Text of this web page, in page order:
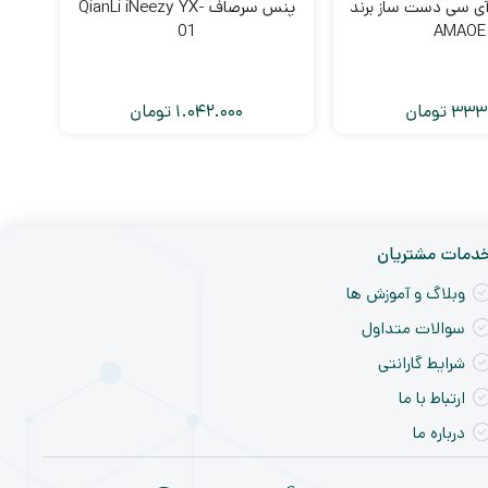
سی دست ساز برند
AMAOE
تومان
پنس سرصاف QianLi iNeezy YX-
01
1.042.000 تومان
مشتریان
وبلاگ و آموزش ها
سوالات متداول
شرایط گارانتی
ارتباط با ما
درباره ما